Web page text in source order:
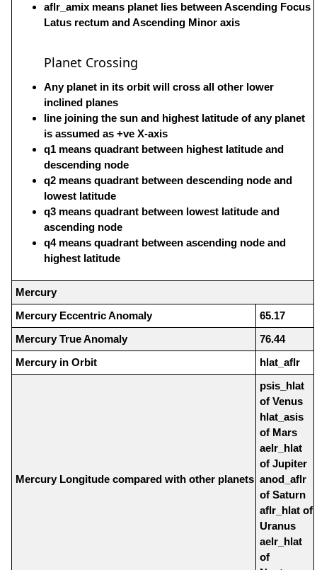
aflr_amix means planet lies between Ascending Focus
Latus rectum and Ascending Minor axis
Planet Crossing
Any planet in its orbit will cross all other lower
inclined planes
line joining the sun and highest latitude of any planet
is assumed as +ve X-axis
q1 means quadrant between highest latitude and
descending node
q2 means quadrant between descending node and
lowest latitude
q3 means quadrant between lowest latitude and
ascending node
q4 means quadrant between ascending node and
highest latitude
Mercury
Mercury Eccentric Anomaly
65.17
Mercury True Anomaly
76.44
Mercury in Orbit
hlat_aflr
Mercury Longitude compared with other planets
psis_hlat
of Venus
hlat_asis
of Mars
aelr_hlat
of Jupiter
anod_aflr
of Saturn
aflr_hlat of
Uranus
aelr_hlat
of